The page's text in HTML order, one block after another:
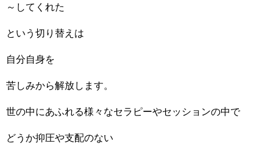
～してくれた
という切り替えは
自分自身を
苦しみから解放します。
世の中にあふれる様々なセラピーやセッションの中で
どうか抑圧や支配のない